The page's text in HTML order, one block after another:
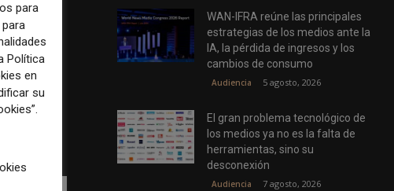
que se
decir,
servicios
mismo.
WAN-IFRA reúne las principales
estrategias de los medios ante la
IA, la pérdida de ingresos y los
cambios de consumo
Audiencia 5 agosto, 2026
El gran problema tecnológico de
los medios ya no es la falta de
herramientas, sino su
desconexión
Audiencia 7 agosto, 2026
para
Política
en
su